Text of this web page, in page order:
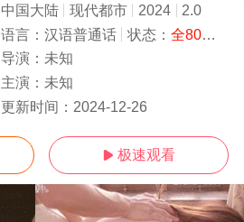
中国大陆 现代都市 2024
2.0
语言： 汉语普通话 状态： 全80集
导演： 未知
主演： 未知
更新时间： 2024-12-26
 极速观看